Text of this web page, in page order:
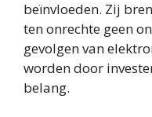
beïnvloeden. Zij
ten onrechte geen
gevolgen van
worden door
belang.